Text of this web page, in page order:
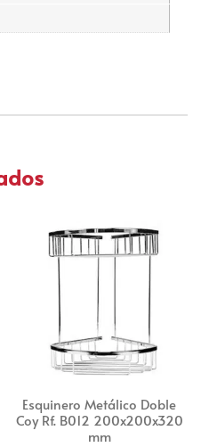
Esquinero Metálico Doble
Coy Rf. B012 200x200x320
mm